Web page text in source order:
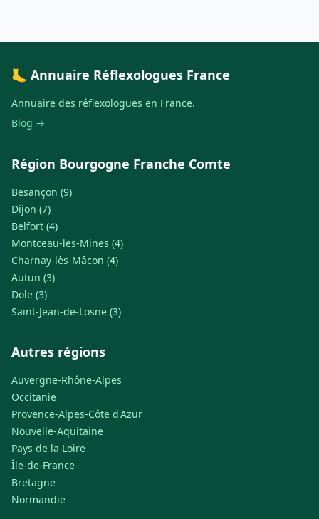
🦶 Annuaire Réflexologues France
Annuaire des réflexologues en France.
Blog →
Région Bourgogne Franche Comte
Besançon (9)
Dijon (7)
Belfort (4)
Montceau-les-Mines (4)
Charnay-lès-Mâcon (4)
Autun (3)
Dole (3)
Saint-Jean-de-Losne (3)
Autres régions
Auvergne-Rhône-Alpes
Occitanie
Provence-Alpes-Côte d'Azur
Nouvelle-Aquitaine
Pays de la Loire
Île-de-France
Bretagne
Normandie